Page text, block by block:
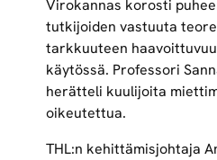
Virokannas korosti
tutkijoiden vastuuta
tarkkuuteen
käytössä. Professori
herätteli kuulijoita
oikeutettua.
THL:n kehittämisjohtaja